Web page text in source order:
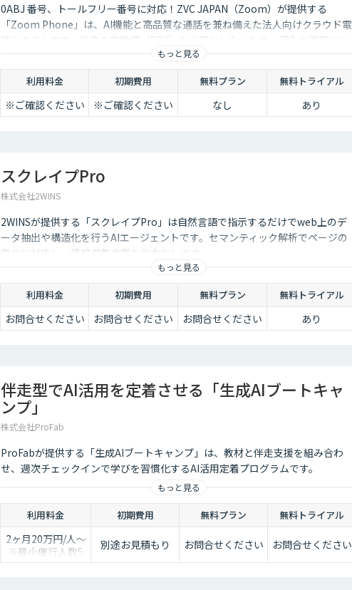
0ABJ 番号、トールフリー番号に対応！ZVC JAPAN（Zoom）が提供する
「Zoom Phone」は、AI機能と高品質な通話を兼ね備えた法人向けクラウド電
話システムです。従来の交換機（PBX）を必要としないため、導入や運用にか
かるコストを大幅に削減できます。もっと見る
利用料金 初期費用 無料プラン 無料トライアル
※ご確認ください ※ご確認ください なし あり
スクレイプPro
株式会社2WINS
2WINSが提供する「スクレイプPro」は自然言語で指示するだけでweb上のデ
ータ抽出や構造化を行うAIエージェントです。セマンティック解析でページの
変化に対応し、情報収集作業を省力化します。
もっと見る
利用料金 初期費用 無料プラン 無料トライアル
お問合せください お問合せください お問合せください あり
伴走型でAI活用を定着させる「生成AIブートキャ
ンプ」
株式会社ProFab
ProFabが提供する「生成AIブートキャンプ」は、教材と伴走支援を組み合わ
せ、週次チェックインで学びを習慣化するAI活用定着プログラムです。
もっと見る
利用料金 初期費用 無料プラン 無料トライアル
2ヶ月20万円/人〜
※最小催行人数5
名〜
別途お見積もり お問合せください お問合せください